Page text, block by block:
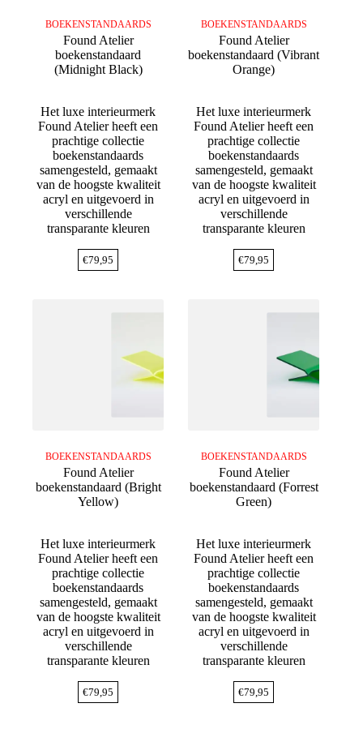
BOEKENSTANDAARDS
Found Atelier
boekenstandaard
(Midnight Black)
Het luxe interieurmerk
Found Atelier heeft een
prachtige collectie
boekenstandaards
samengesteld, gemaakt
van de hoogste kwaliteit
acryl en uitgevoerd in
verschillende
transparante kleuren
€79,95
BOEKENSTANDAARDS
Found Atelier
boekenstandaard (Vibrant
Orange)
Het luxe interieurmerk
Found Atelier heeft een
prachtige collectie
boekenstandaards
samengesteld, gemaakt
van de hoogste kwaliteit
acryl en uitgevoerd in
verschillende
transparante kleuren
€79,95
BOEKENSTANDAARDS
Found Atelier
boekenstandaard (Bright
Yellow)
Het luxe interieurmerk
Found Atelier heeft een
prachtige collectie
boekenstandaards
samengesteld, gemaakt
van de hoogste kwaliteit
acryl en uitgevoerd in
verschillende
transparante kleuren
€79,95
BOEKENSTANDAARDS
Found Atelier
boekenstandaard (Forrest
Green)
Het luxe interieurmerk
Found Atelier heeft een
prachtige collectie
boekenstandaards
samengesteld, gemaakt
van de hoogste kwaliteit
acryl en uitgevoerd in
verschillende
transparante kleuren
€79,95